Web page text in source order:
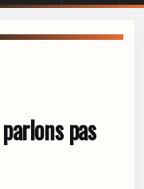
pas